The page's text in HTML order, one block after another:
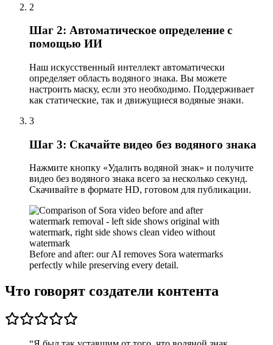
2
Шаг 2: Автоматическое определение с
помощью ИИ
Наш искусственный интеллект автоматически
определяет область водяного знака. Вы можете
настроить маску, если это необходимо. Поддерживает
как статические, так и движущиеся водяные знаки.
3
Шаг 3: Скачайте видео без водяного знака
Нажмите кнопку «Удалить водяной знак» и получите
видео без водяного знака всего за несколько секунд.
Скачивайте в формате HD, готовом для публикации.
Before and after: our AI removes Sora watermarks
perfectly while preserving every detail.
Что говорят создатели контента